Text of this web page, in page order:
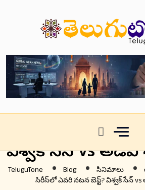
HIT సిరీస్‌లో ఎవరి
విశ్వక్ సేన్ vs
TeluguTone Blog సినిమాలు
సిరీస్‌లో ఎవరి నటన బెస్ట్? విశ్వక్ సేన్